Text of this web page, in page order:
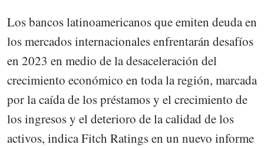
Los bancos latinoamericanos que emiten deuda en
los mercados internacionales enfrentarán desafíos
en 2023 en medio de la desaceleración del
crecimiento económico en toda la región, marcada
por la caída de los préstamos y el crecimiento de
los ingresos y el deterioro de la calidad de los
activos, indica Fitch Ratings en un nuevo informe